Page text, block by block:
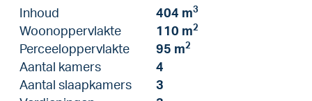
Inhoud 404 m3
Woonoppervlakte 110 m2
Perceeloppervlakte 95 m2
Aantal kamers
4
Aantal slaapkamers
3